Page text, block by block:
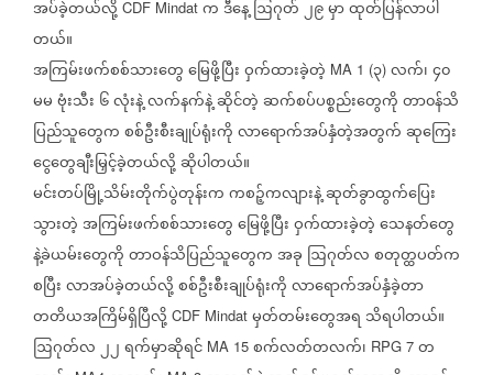
အပ်ခဲ့တယ်လို့ CDF Mindat ကဒီနေ့ဩဂုတ်၂၉မှာထုတ်ပြန်လာပါ
တယ်။
အကြမ်းဖက်စစ်သားတွေမြေဖို့ပြီးဝှက်ထားခဲ့တဲ့ MA 1 (‌၃) လက်၊၄၀
မမဗုံးသီး ၆လုံးနဲ့လက်နက်နဲ့ဆိုင်တဲ့ဆက်စပ်ပစ္စည်းတွေကိုတာ၀န်သိ
ပြည်သူတွေကစစ်ဦးစီးချုပ်ရုံးကိုလာရောက်အပ်နှံတဲ့အတွက်ဆုကြေး‌
ငွေတွေချီးမြှင့်ခဲ့တယ်လို့ဆိုပါတယ်။
မင်းတပ်မြို့သိမ်းတိုက်ပွဲတုန်းကကစဉ့်ကလျားနဲ့ဆုတ်ခွာထွက်ပြေး
သွားတဲ့အကြမ်းဖက်စစ်သားတွေမြေဖို့ပြီးဝှက်ထားခဲ့တဲ့သေနတ်တွေ
နဲ့ခဲယမ်းတွေကိုတာဝန်သိပြည်သူတွေကအခု ဩဂုတ်လစတုတ္ထပတ်က
စပြီးလာအပ်ခဲ့တယ်လို့စစ်ဦးစီးချုပ်ရုံးကိုလာရောက်အပ်နှံခဲ့တာ
တတိယအကြိမ်ရှိပြီလို့ CDF Mindat မှတ်တမ်းတွေအရ သိရပါတယ်။
ဩဂုတ်လ၂၂ရက်မှာဆိုရင် MA 15 စက်လတ်တလက်၊ RPG 7 တ